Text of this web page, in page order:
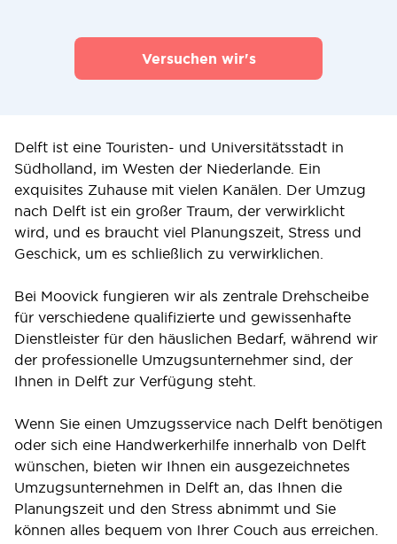
Versuchen wir's
Delft ist eine Touristen- und Universitätsstadt in
Südholland, im Westen der Niederlande. Ein
exquisites Zuhause mit vielen Kanälen. Der Umzug
nach Delft ist ein großer Traum, der verwirklicht
wird, und es braucht viel Planungszeit, Stress und
Geschick, um es schließlich zu verwirklichen.
Bei Moovick fungieren wir als zentrale Drehscheibe
für verschiedene qualifizierte und gewissenhafte
Dienstleister für den häuslichen Bedarf, während wir
der professionelle Umzugsunternehmer sind, der
Ihnen in Delft zur Verfügung steht.
Wenn Sie einen Umzugsservice nach Delft benötigen
oder sich eine Handwerkerhilfe innerhalb von Delft
wünschen, bieten wir Ihnen ein ausgezeichnetes
Umzugsunternehmen in Delft an, das Ihnen die
Planungszeit und den Stress abnimmt und Sie
können alles bequem von Ihrer Couch aus erreichen.